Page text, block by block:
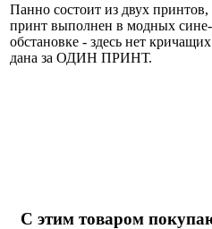
Панно состоит из двух
принт выполнен в модных
обстановке - здесь нет
дана за ОДИН ПРИНТ.
С этим товаром